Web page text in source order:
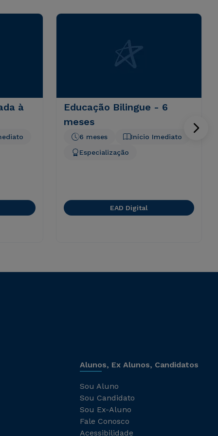
à
Educação Bilingue - 6
meses
Início Imediato
6 meses
Especialização
EAD Digital
Alunos, Ex Alunos, Candidatos
Sou Aluno
Sou Candidato
Sou Ex-Aluno
Fale Conosco
Acessibilidade